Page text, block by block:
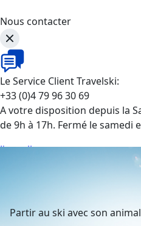
Nous contacter
Le Service Client Travelski:
+33 (0)4 79 96 30 69
A votre disposition depuis la
de 9h à 17h. Fermé le samedi
J'appelle
Partir au ski avec son